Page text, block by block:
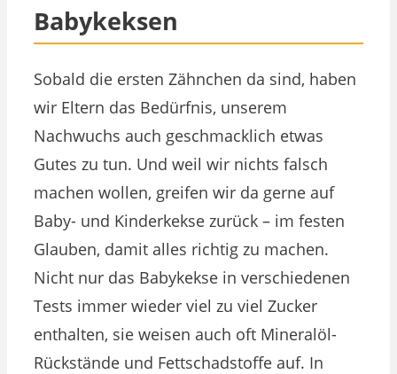
Babykeksen
Sobald die ersten Zähnchen da sind, haben
wir Eltern das Bedürfnis, unserem
Nachwuchs auch geschmacklich etwas
Gutes zu tun. Und weil wir nichts falsch
machen wollen, greifen wir da gerne auf
Baby- und Kinderkekse zurück – im festen
Glauben, damit alles richtig zu machen.
Nicht nur das Babykekse in verschiedenen
Tests immer wieder viel zu viel Zucker
enthalten, sie weisen auch oft Mineralöl-
Rückstände und Fettschadstoffe auf. In